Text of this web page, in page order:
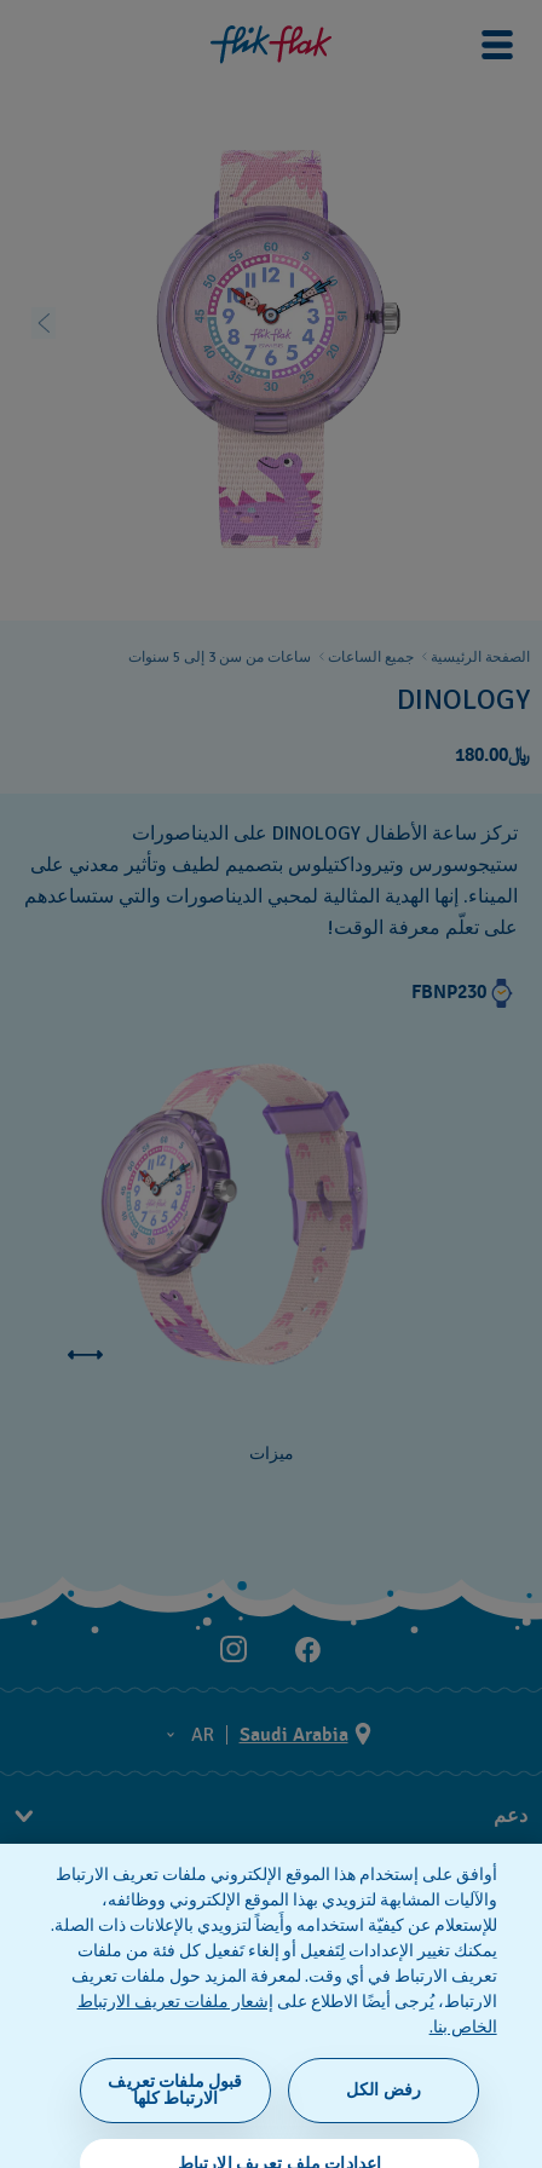
الصفحة الرئيسية جميع الساعات ساعات من سن 3 إلى 5 سنوات
DINOLOGY
﷼180.00
تركز ساعة الأطفال DINOLOGY على الديناصورات
ستيجوسورس وتيروداكتيلوس بتصميم لطيف وتأثير معدني على
الميناء. إنها الهدية المثالية لمحبي الديناصورات والتي ستساعدهم
على تعلّم معرفة الوقت!
FBNP230
ميزات
Saudi Arabia
AR
AR
دعم
معلومات الشركة
صحافة
وظائف
إشعار الخصوصية
©2026 فليك فلاك، أحد أقسام سواتش (شركة محدودة
أوافق على إستخدام هذا الموقع الإلكتروني ملفات تعريف الارتباط
والآليات المشابهة لتزويدي بهذا الموقع الإلكتروني ووظائفه،
للإستعلام عن كيفيّة استخدامه وأَيضاً لتزويدي بالإعلانات ذات الصلة.
يمكنك تغيير الإعدادات لِتَفعيل أو إلغاء تَفعيل كل فئة من ملفات
تعريف الارتباط في أي وقت. لمعرفة المزيد حول ملفات تعريف
الارتباط، يُرجى أيضًا الاطلاع على إشعار ملفات تعريف الارتباط
الخاص بنا.
إعدادات ملف تعريف الارتباط
رفض الكل
قبول ملفات تعريف
الارتباط كلها